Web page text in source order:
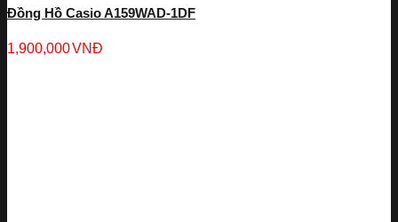
Đồng Hồ Casio A159WAD-1DF
1,900,000VNĐ